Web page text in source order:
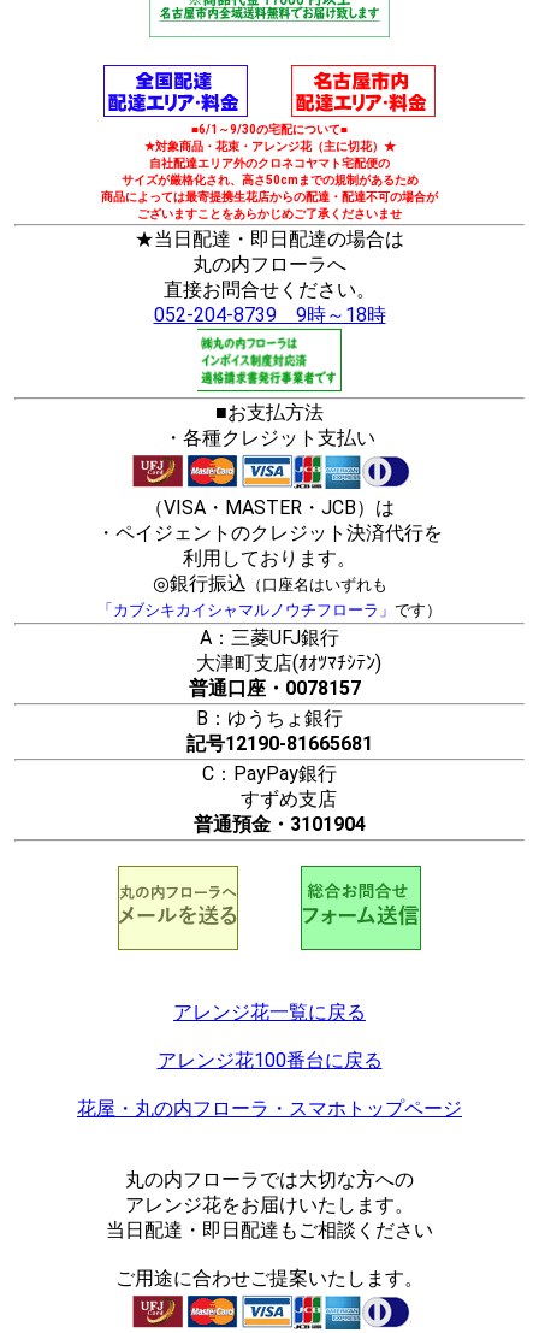
■6/1～9/30の宅配について■
★対象商品・花束・アレンジ花（主に切花）★
自社配達エリア外のクロネコヤマト宅配便の
サイズが厳格化され、高さ50cmまでの規制があるため
商品によっては最寄提携生花店からの配達・配達不可の場合が
ございますことをあらかじめご了承くださいませ
★当日配達・即日配達の場合は
丸の内フローラへ
直接お問合せください。
052-204-8739 9時～18時
■お支払方法
・各種クレジット支払い
（VISA・MASTER・JCB）は
・ペイジェントのクレジット決済代行を
利用しております。
◎銀行振込 （口座名はいずれも
「カブシキカイシャマルノウチフローラ」 です）
A：三菱UFJ銀行
大津町支店(ｵｵﾂﾏﾁｼﾃﾝ)
普通口座・0078157
B：ゆうちょ銀行
記号12190-81665681
C：PayPay銀行
すずめ支店
普通預金・3101904
アレンジ花一覧に戻る
アレンジ花100番台に戻る
花屋・丸の内フローラ・スマホトップページ
丸の内フローラでは大切な方への
アレンジ花をお届けいたします。
当日配達・即日配達もご相談ください
ご用途に合わせご提案いたします。